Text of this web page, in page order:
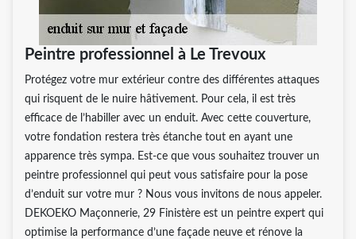
Peintre professionnel à Le Trevoux
Protégez votre mur extérieur contre des différentes attaques
qui risquent de le nuire hâtivement. Pour cela, il est très
efficace de l’habiller avec un enduit. Avec cette couverture,
votre fondation restera très étanche tout en ayant une
apparence très sympa. Est-ce que vous souhaitez trouver un
peintre professionnel qui peut vous satisfaire pour la pose
d’enduit sur votre mur ? Nous vous invitons de nous appeler.
DEKOEKO Maçonnerie, 29 Finistère est un peintre expert qui
optimise la performance d’une façade neuve et rénove la